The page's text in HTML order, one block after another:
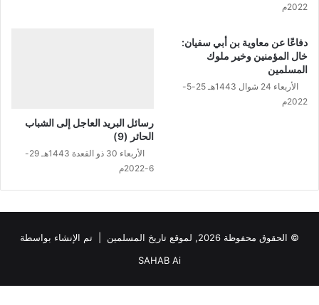
2022م
دفاعًا عن معاوية بن أبي سفيان:
خال المؤمنين وخير ملوك
المسلمين
الأربعاء 24 شوال 1443هـ 25-5-
2022م
رسائل البريد العاجل إلى الشباب
الحائر (9)
الأربعاء 30 ذو القعدة 1443هـ 29-
6-2022م
© الحقوق محفوظة 2026, لموقع تاريخ المسلمين | تم الإنشاء بواسطة
SAHAB Ai